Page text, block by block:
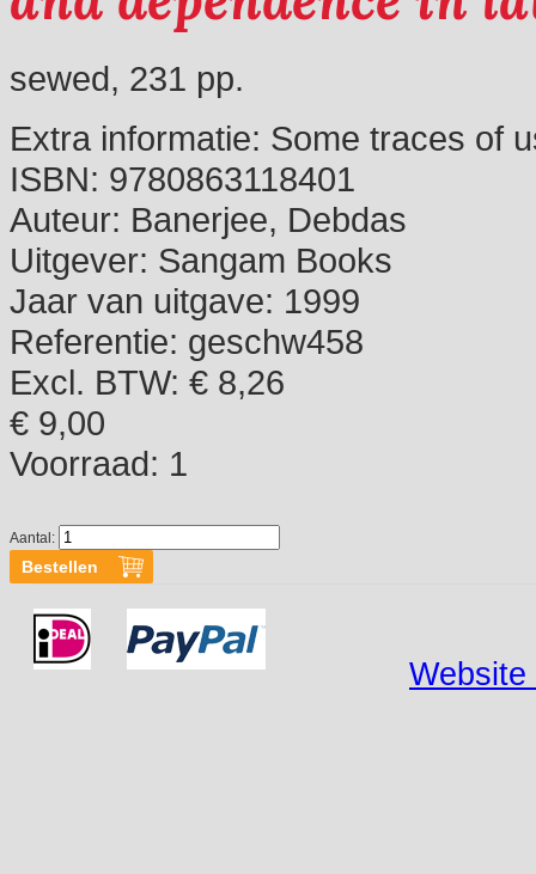
sewed, 231 pp.
Extra informatie: Some traces of
ISBN: 9780863118401
Auteur: Banerjee, Debdas
Uitgever: Sangam Books
Jaar van uitgave: 1999
Referentie: geschw458
Excl. BTW: € 8,26
€ 9,00
Voorraad: 1
Aantal:
Website